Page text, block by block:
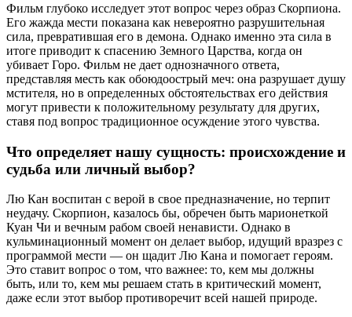
Фильм глубоко исследует этот вопрос через образ Скорпиона.
Его жажда мести показана как невероятно разрушительная
сила, превратившая его в демона. Однако именно эта сила в
итоге приводит к спасению Земного Царства, когда он
убивает Горо. Фильм не дает однозначного ответа,
представляя месть как обоюдоострый меч: она разрушает душу
мстителя, но в определенных обстоятельствах его действия
могут привести к положительному результату для других,
ставя под вопрос традиционное осуждение этого чувства.
Что определяет нашу сущность: происхождение и
судьба или личный выбор?
Лю Кан воспитан с верой в свое предназначение, но терпит
неудачу. Скорпион, казалось бы, обречен быть марионеткой
Куан Чи и вечным рабом своей ненависти. Однако в
кульминационный момент он делает выбор, идущий вразрез с
программой мести — он щадит Лю Кана и помогает героям.
Это ставит вопрос о том, что важнее: то, кем мы должны
быть, или то, кем мы решаем стать в критический момент,
даже если этот выбор противоречит всей нашей природе.